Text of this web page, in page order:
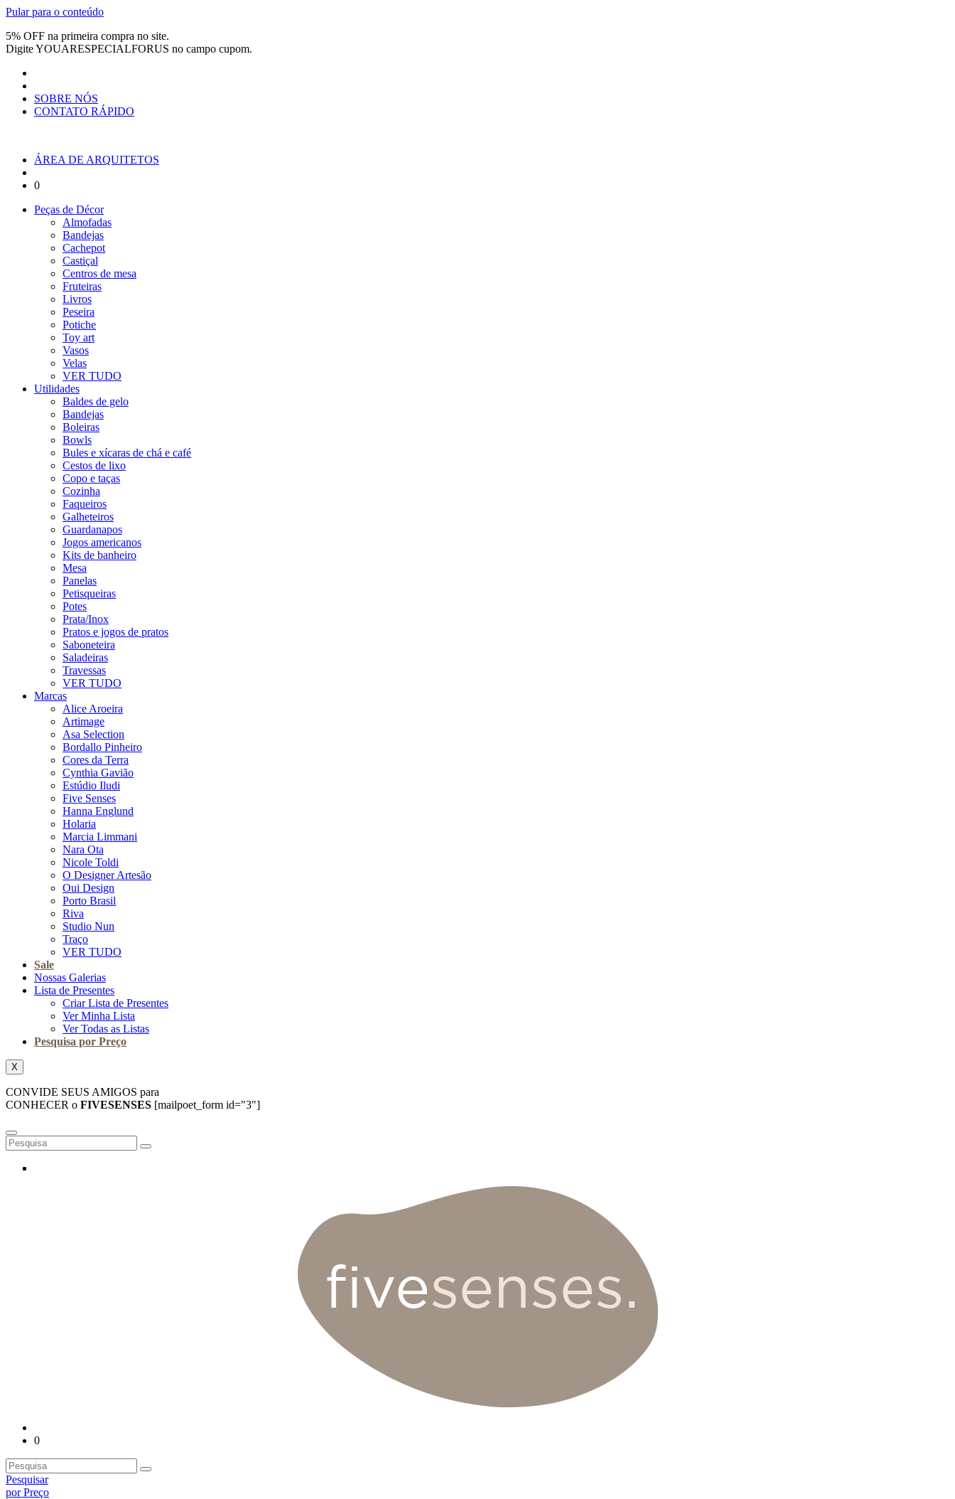
Pular para o conteúdo
5% OFF na primeira compra no site.
DigiteYOUARESPECIALFORUS no campo cupom.
SOBRE NÓS
CONTATO RÁPIDO
ÁREA DE ARQUITETOS
0
Peças de Décor
Almofadas
Bandejas
Cachepot
Castiçal
Centros de mesa
Fruteiras
Livros
Peseira
Potiche
Toy art
Vasos
Velas
VER TUDO
Utilidades
Baldes de gelo
Bandejas
Boleiras
Bowls
Bules e xícaras de chá e café
Cestos de lixo
Copo e taças
Cozinha
Faqueiros
Galheteiros
Guardanapos
Jogos americanos
Kits de banheiro
Mesa
Panelas
Petisqueiras
Potes
Prata/Inox
Pratos e jogos de pratos
Saboneteira
Saladeiras
Travessas
VER TUDO
Marcas
Alice Aroeira
Artimage
Asa Selection
Bordallo Pinheiro
Cores da Terra
Cynthia Gavião
Estúdio Iludi
Five Senses
Hanna Englund
Holaria
Marcia Limmani
Nara Ota
Nicole Toldi
O Designer Artesão
Oui Design
Porto Brasil
Riva
Studio Nun
Traço
VER TUDO
Sale
Nossas Galerias
Lista de Presentes
Criar Lista de Presentes
Ver Minha Lista
Ver Todas as Listas
Pesquisa por Preço
X
CONVIDE SEUS AMIGOS para
CONHECER o FIVESENSES [mailpoet_form id="3"]
0
Pesquisar
por Preço